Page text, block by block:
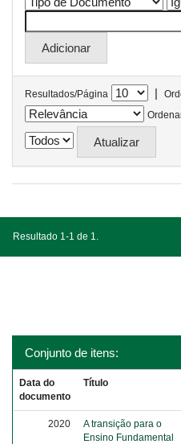
Resultados/Página |
Resultado 1-1 de 1.
Conjunto de itens:
Data do
documento
Título
2020
A transição para o
Ensino Fundamental